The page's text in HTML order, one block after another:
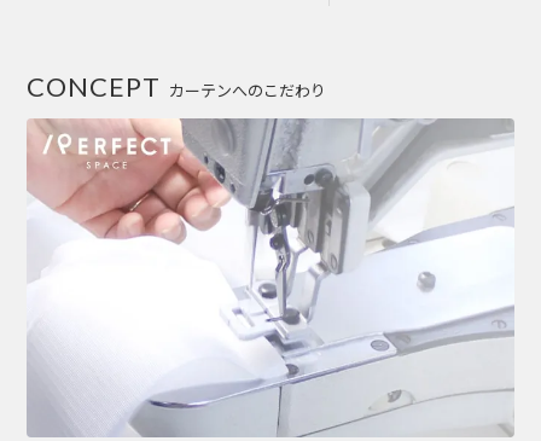
カーテンへのこだわり
CONCEPT